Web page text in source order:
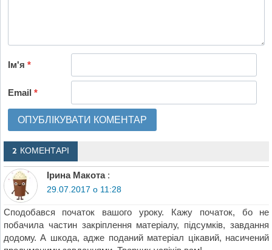
Ім'я*
Email*
2 КОМЕНТАРІ
Ірина Макота :
29.07.2017 о 11:28
Сподобався початок вашого уроку. Кажу початок, бо не
побачила частин закріплення матеріалу, підсумків, завдання
додому. А шкода, адже поданий матеріал цікавий, насичений